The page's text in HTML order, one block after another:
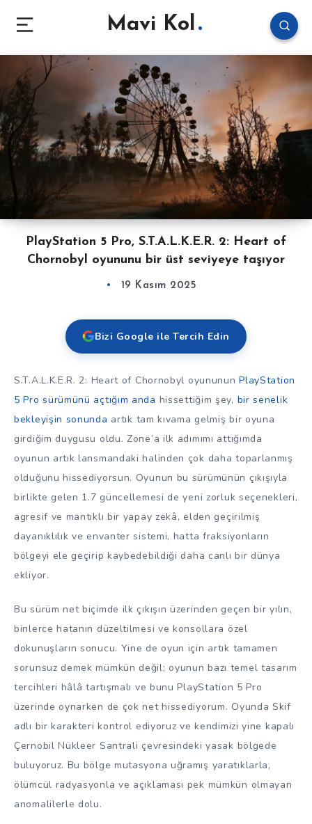
Mavi Kol
PlayStation 5 Pro, S.T.A.L.K.E.R. 2: Heart of
Chornobyl oyununu bir üst seviyeye taşıyor
19 Kasım 2025
Bizi Google ile Tercih Edin
S.T.A.L.K.E.R. 2: Heart of Chornobyl oyunununPlayStation
5 Pro sürümünü açtığım anda hissettiğim şey, bir senelik
bekleyişin sonunda artık tam kıvama gelmiş bir oyuna
girdiğim duygusu oldu. Zone’a ilk adımımı attığımda
oyunun artık lansmandaki halinden çok daha toparlanmış
olduğunu hissediyorsun. Oyunun bu sürümünün çıkışıyla
birlikte gelen 1.7 güncellemesi de yeni zorluk seçenekleri,
agresif ve mantıklı bir yapay zekâ, elden geçirilmiş
dayanıklılık ve envanter sistemi, hatta fraksiyonların
bölgeyi ele geçirip kaybedebildiği daha canlı bir dünya
ekliyor.
Bu sürüm net biçimde ilk çıkışın üzerinden geçen bir yılın,
binlerce hatanın düzeltilmesi ve konsollara özel
dokunuşların sonucu. Yine de oyun için artık tamamen
sorunsuz demek mümkün değil; oyunun bazı temel tasarım
tercihleri hâlâ tartışmalı ve bunu PlayStation 5 Pro
üzerinde oynarken de çok net hissediyorum. Oyunda Skif
adlı bir karakteri kontrol ediyoruz ve kendimizi yine kapalı
Çernobil Nükleer Santrali çevresindeki yasak bölgede
buluyoruz. Bu bölge mutasyona uğramış yaratıklarla,
ölümcül radyasyonla ve açıklaması pek mümkün olmayan
anomalilerle dolu.